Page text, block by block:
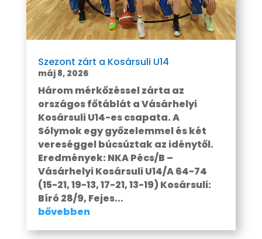
Szezont zárt a Kosársuli U14
máj 8, 2026
Három mérkőzéssel zárta az
országos főtáblát a Vásárhelyi
Kosársuli U14-es csapata. A
Sólymok egy győzelemmel és két
vereséggel búcsúztak az idénytől.
Eredmények: NKA Pécs/B –
Vásárhelyi Kosársuli U14/A 64-74
(15-21, 19-13, 17-21, 13-19) Kosársuli:
Bíró 28/9, Fejes...
bővebben